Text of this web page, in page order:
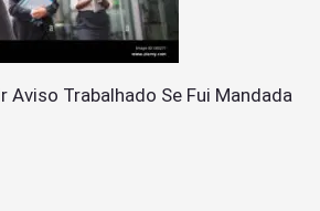
Aviso Trabalhado Se Fui Mandada